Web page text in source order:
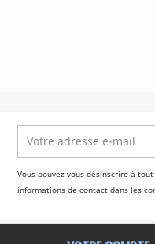
Vous pouvez vous désinscrire à
informations de contact dans les